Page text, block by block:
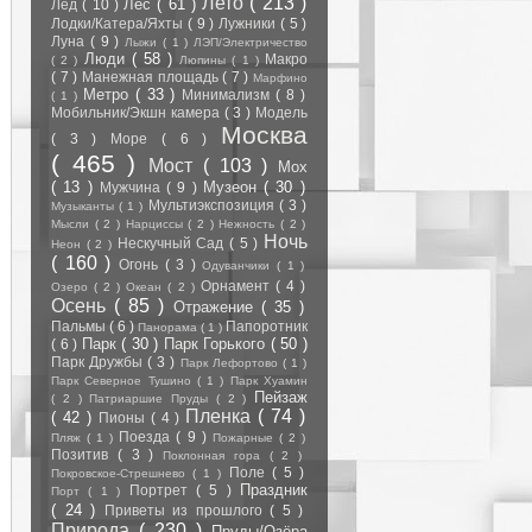
Лёд( 10 ) Лес( 61 )
Лодки/Катера/Яхты ( 9 ) Лужники ( 5 )
Луна ( 9 ) Лыжи ( 1 ) ЛЭП/Электричество
( 2 )
Люди ( 58 ) Люпины( 1 ) Макро
( 7 ) Манежная площадь( 7 ) Марфино
( 1 )
Метро ( 33 ) Минимализм( 8 )
Мобильник/Экшн камера ( 3 ) Модель
( 3 ) Море ( 6 ) Москва
( 465 )
Мост ( 103 )
Мох
( 13 ) Мужчина( 9 ) Музеон( 30 )
Музыканты( 1 ) Мультиэкспозиция ( 3 )
Мысли ( 2 ) Нарциссы( 2 ) Нежность( 2 )
Неон ( 2 ) Нескучный Сад( 5 ) Ночь
( 160 ) Огонь ( 3 )Одуванчики( 1 )
Озеро( 2 )Океан( 2 ) Орнамент ( 4 )
Осень ( 85 ) Отражение ( 35 )
Пальмы ( 6 ) Панорама ( 1 ) Папоротник
( 6 ) Парк ( 30 ) Парк Горького ( 50 )
Парк Дружбы( 3 ) Парк Лефортово ( 1 )
Парк Северное Тушино ( 1 )
Парк Хуамин
( 2 ) Патриаршие Пруды ( 2 )
Пейзаж
( 42 ) Пионы ( 4 ) Пленка ( 74 )
Пляж( 1 ) Поезда( 9 ) Пожарные ( 2 )
Позитив ( 3 ) Поклонная гора ( 2 )
Покровское-Стрешнево( 1 ) Поле ( 5 )
Порт( 1 ) Портрет ( 5 )
Праздник
( 24 )
Приветы из прошлого( 5 )